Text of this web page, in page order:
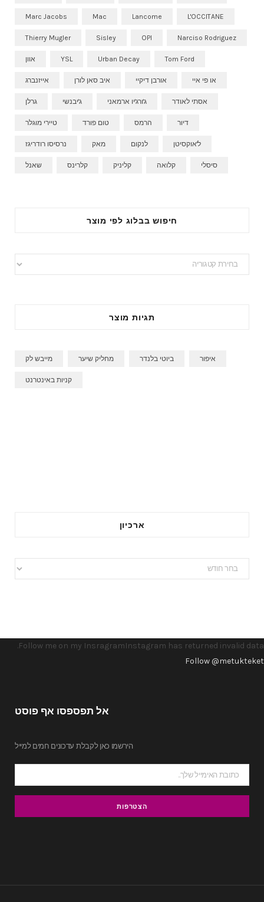
L'OCCITANE
Lancome
Mac
Marc Jacobs
Narciso Rodriguez
OPI
Sisley
Thierry Mugler
Tom Ford
Urban Decay
YSL אוון
או פי איי אורבן דיקיי איב סאן לורן אייזנברג
אסתי לאודר ג'ורג'יו ארמאני ג'יבנשי גרלן
דיור הרמס טום פורד טיירי מוגלר
ל'אוקסיטן לנקום מאק נרסיסו רודריגז
סיסלי קלואה קליניק קלרינס שאנל
חיפוש בבלוג לפי מוצר
י
תגיות מוצר
איפור ביוטי בלנדר מחליק שיער מייבש לק
קניות באינטרנט
ארכיון
ר
ן
Follow me on my InsragramInstagram has returned invalid data.
Follow @metukteket
אל תפספסו אף פוסט
הירשמו כאן לקבלת עדכונים חמים למייל